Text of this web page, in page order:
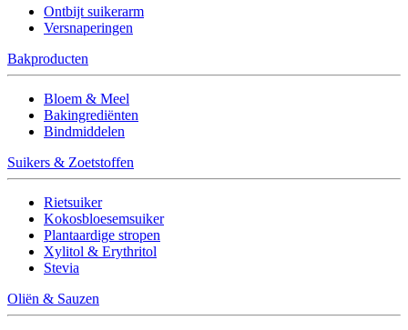
Ontbijt suikerarm
Versnaperingen
Bakproducten
Bloem & Meel
Bakingrediënten
Bindmiddelen
Suikers & Zoetstoffen
Rietsuiker
Kokosbloesemsuiker
Plantaardige stropen
Xylitol & Erythritol
Stevia
Oliën & Sauzen